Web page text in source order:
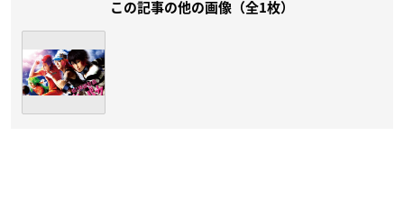
この記事の他の画像（全1枚）